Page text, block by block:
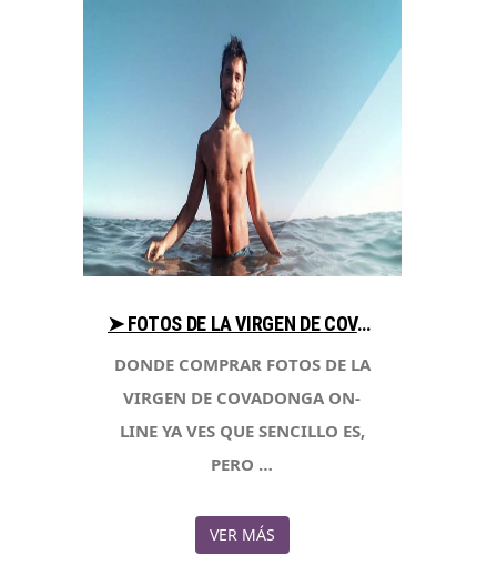
➤ FOTOS DE LA VIRGEN DE COVADONGA COMPARA PRECIO PARA COMPRAR CON LIBRERIAESOTERICA.NET
DONDE COMPRAR FOTOS DE LA
VIRGEN DE COVADONGA ON-
LINE YA VES QUE SENCILLO ES,
PERO …
VER MÁS